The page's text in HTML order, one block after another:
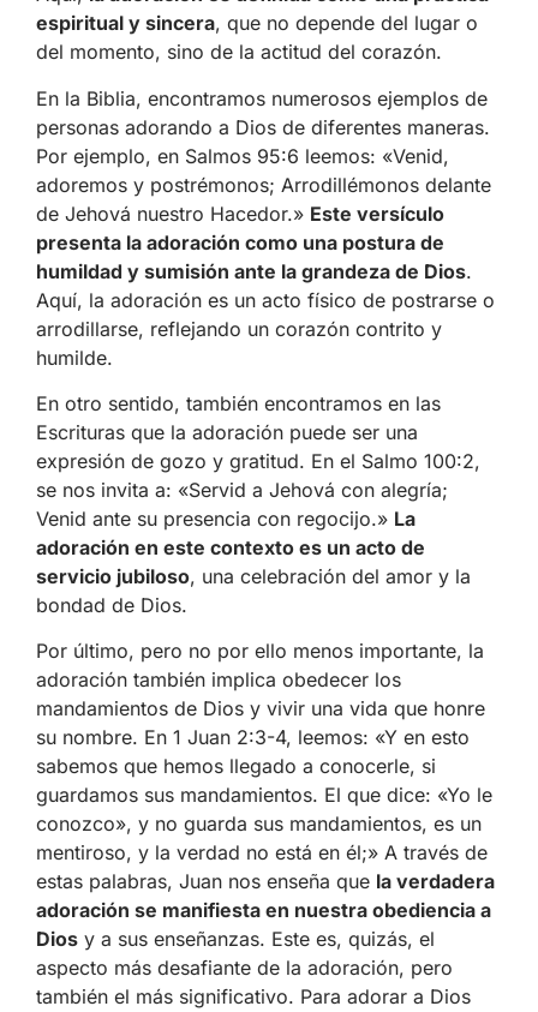
espiritual y sincera, que no depende del lugar o
del momento, sino de la actitud del corazón.
En la Biblia, encontramos numerosos ejemplos de
personas adorando a Dios de diferentes maneras.
Por ejemplo, en Salmos 95:6 leemos: «Venid,
adoremos y postrémonos; Arrodillémonos delante
de Jehová nuestro Hacedor.» Este versículo
presenta la adoración como una postura de
humildad y sumisión ante la grandeza de Dios.
Aquí, la adoración es un acto físico de postrarse o
arrodillarse, reflejando un corazón contrito y
humilde.
En otro sentido, también encontramos en las
Escrituras que la adoración puede ser una
expresión de gozo y gratitud. En el Salmo 100:2,
se nos invita a: «Servid a Jehová con alegría;
Venid ante su presencia con regocijo.» La
adoración en este contexto es un acto de
servicio jubiloso, una celebración del amor y la
bondad de Dios.
Por último, pero no por ello menos importante, la
adoración también implica obedecer los
mandamientos de Dios y vivir una vida que honre
su nombre. En 1 Juan 2:3-4, leemos: «Y en esto
sabemos que hemos llegado a conocerle, si
guardamos sus mandamientos. El que dice: «Yo le
conozco», y no guarda sus mandamientos, es un
mentiroso, y la verdad no está en él;» A través de
estas palabras, Juan nos enseña que la verdadera
adoración se manifiesta en nuestra obediencia a
Dios y a sus enseñanzas. Este es, quizás, el
aspecto más desafiante de la adoración, pero
también el más significativo. Para adorar a Dios